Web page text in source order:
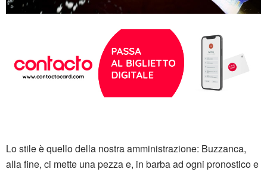
Lo stile è quello della nostra amministrazione: Buzzanca,
alla fine, ci mette una pezza e, in barba ad ogni pronostico e